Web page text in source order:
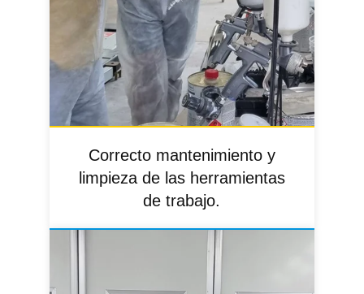
Correcto mantenimiento y
limpieza de las herramientas
de trabajo.